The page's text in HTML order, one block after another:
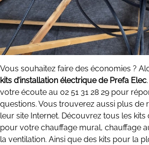
Vous souhaitez faire des économies ?
kits d’installation électrique de Prefa Elec
votre écoute au 02 51 31 28 29 pour
questions. Vous trouverez aussi plus de
leur site Internet. Découvrez tous les kits
pour votre chauffage mural, chauffage
la ventilation. Ainsi que des kits pour la